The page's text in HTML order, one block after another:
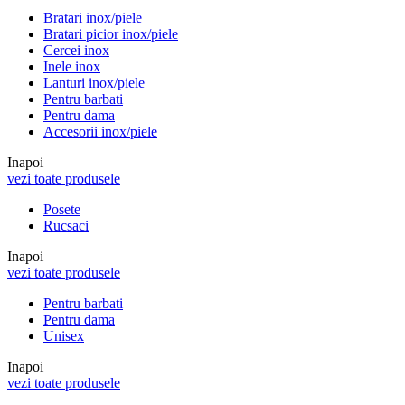
Bratari inox/piele
Bratari picior inox/piele
Cercei inox
Inele inox
Lanturi inox/piele
Pentru barbati
Pentru dama
Accesorii inox/piele
Inapoi
vezi toate produsele
Posete
Rucsaci
Inapoi
vezi toate produsele
Pentru barbati
Pentru dama
Unisex
Inapoi
vezi toate produsele